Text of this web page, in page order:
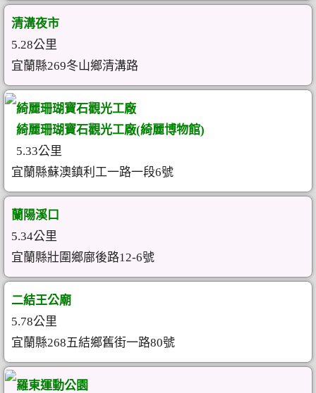
清溝夜市
5.28公里
宜蘭縣269冬山鄉清溝路
綺麗珊瑚寶石觀光工廠
綺麗珊瑚寶石觀光工廠(綺麗博物館)
5.33公里
宜蘭縣蘇澳鎮利工一路一段6號
蘭陽溪口
5.34公里
宜蘭縣壯圍鄉廍後路12-6號
二結王公廟
5.78公里
宜蘭縣268五結鄉舊街一路80號
羅東運動公園